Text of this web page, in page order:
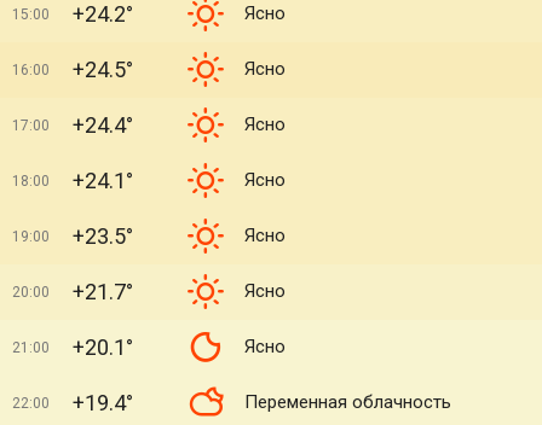
15:00 +24.2° Ясно
16:00 +24.5° Ясно
17:00 +24.4° Ясно
18:00 +24.1° Ясно
19:00 +23.5° Ясно
20:00 +21.7° Ясно
21:00 +20.1° Ясно
22:00 +19.4° Переменная облачность